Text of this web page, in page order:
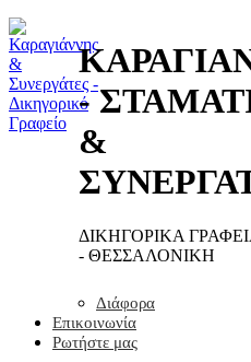
-
&
ΔΙΚΗΓΟΡΙΚΑ
- ΘΕΣΣΑΛΟΝΙΚΗ
Διάφορα
Επικοινωνία
Ρωτήστε μας